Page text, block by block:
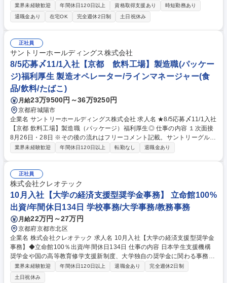
全般を担当し、新機種の企画から既存製品の改良まで携わることで事業の
成長を力強く牽引します。 【業務内容】・製品の電気や電子回路の設計か
ら試作および評価までの一連の業務を担当し、品質向上に向けた機能改良
を推進していただきます。 ・既存機種に関する部品や設計の変更にも柔軟
に対応し、評価結果を的確にまとめた仕様書などの技術文書を細やかに作
成します。 ・製品開発の工程において社内の関係部署や部品メーカー等の
協力会社と密に連携を取り、技術的な仕様調整や打ち合わせを行います。
募集職種 【回路設計＠京都】無停電電源装置の製品開発！社会インフラを
支える注目製品！
業界未経験歓迎 年間休日120日以上 資格取得支援あり
時短勤務あり
退職金あり
在宅OK 完全週休2日制 土日祝休み
正社員
サントリーホールディングス株式会社
8/5応募〆11/1入社【京都 飲料工場】製造職(パッケー
ジ)福利厚生 製造オペレーター/ラインマネージャー(食
品/飲料/たばこ)
月給23万9500円～36万9250円
京都府城陽市
企業名 サントリーホールディングス株式会社 求人名 ★8/5応募〆11/1入社
【京都 飲料工場】製造職（パッケージ）福利厚生◎ 仕事の内容 １次面接
8月26日・28日 ※その後の流れはフリーコメント記載。サントリーグルー
プの安心安全な飲料製造を担う大切なポジション。包装（パッケージン
備の運転管理や現場での切替作業など）・改善活動（コスト改善・品質向
上・安全性確保）・作業工程の設計および標準化 【キャリア】将来的に、
原動工程（電力・排水等）やエンジニアリング(生産設備の新規導入･設備
対応・保全・技術スタッフ等)といった関連部門へのチャレンジも可能。
募集職種 ★8/5応募〆11/1入社【京都 飲料工場】製造職（パッケージ）福
利厚生◎
業界未経験歓迎 年間休日120日以上 転勤なし 退職金あり
正社員
株式会社クレオテック
10月入社【大学の経済支援型奨学金事務】 立命館100%
出資/年間休日134日 学校事務/大学事務/教務事務
月給22万円～27万円
京都府京都市北区
企業名 株式会社クレオテック 求人名 10月入社【大学の経済支援型奨学金
事務】◆立命館100％出資/年間休日134日 仕事の内容 日本学生支援機構
奨学金や国の高等教育修学支援新制度、大学独自の奨学金に関わる事務全
般。学生の学びを経済面から支える社会貢献度の高い仕事。あわせて期間
社員/パート/派遣社員の業務管理や教育・指導も担当。 ●奨学金の採用推
業界未経験歓迎 年間休日120日以上 退職金あり
完全週休2日制
土日祝休み